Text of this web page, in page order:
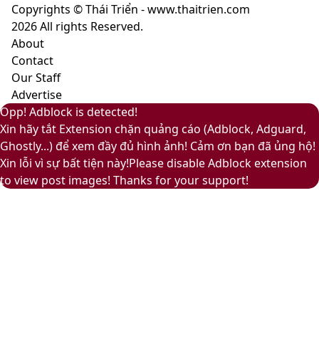
sự
nhã
nhặn
và
ấm
áp
Copyrights © Thái Triển - www.thaitrien.com
2026 All rights Reserved.
About
Contact
Our Staff
Advertise
Facebook
X
LinkedIn
YouTube
Google
Play
Facebook
Pinterest
Messenger
Messenger
Viber
Back
to
top
button
Close
Opp! Adblock is detected!
Xin hãy tắt Extension chặn quảng cáo (Adblock, Adguard,
Ghostly...) để xem đầy đủ hình ảnh! Cảm ơn bạn đã ủng hộ!
Xin lỗi vì sự bất tiện này!Please disable Adblock extension
to view post images! Thanks for your support!